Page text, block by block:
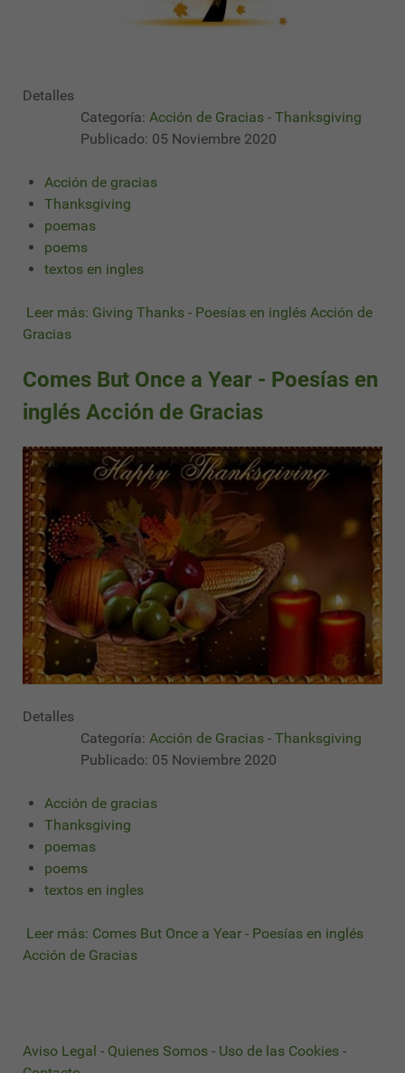
Detalles
Categoría: Acción de Gracias - Thanksgiving
Publicado: 05 Noviembre 2020
Acción de gracias
Thanksgiving
poemas
poems
textos en ingles
Leer más: Giving Thanks - Poesías en inglés Acción de
Gracias
Comes But Once a Year - Poesías en
inglés Acción de Gracias
Detalles
Categoría: Acción de Gracias - Thanksgiving
Publicado: 05 Noviembre 2020
Acción de gracias
Thanksgiving
poemas
poems
textos en ingles
Leer más: Comes But Once a Year - Poesías en inglés
Acción de Gracias
Aviso Legal - Quienes Somos - Uso de las Cookies -